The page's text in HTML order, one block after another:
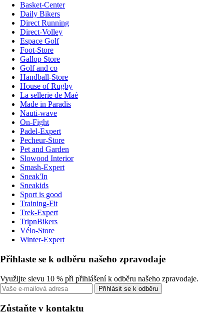
Basket-Center
Daily Bikers
Direct Running
Direct-Volley
Espace Golf
Foot-Store
Gallop Store
Golf and co
Handball-Store
House of Rugby
La sellerie de Maé
Made in Paradis
Nauti-wave
On-Fight
Padel-Expert
Pecheur-Store
Pet and Garden
Slowood Interior
Smash-Expert
Sneak'In
Sneakids
Sport is good
Training-Fit
Trek-Expert
TripnBikers
Vélo-Store
Winter-Expert
Přihlaste se k odběru našeho zpravodaje
Využijte slevu 10 % při přihlášení k odběru našeho zpravodaje.
Přihlásit se k odběru
Zůstaňte v kontaktu